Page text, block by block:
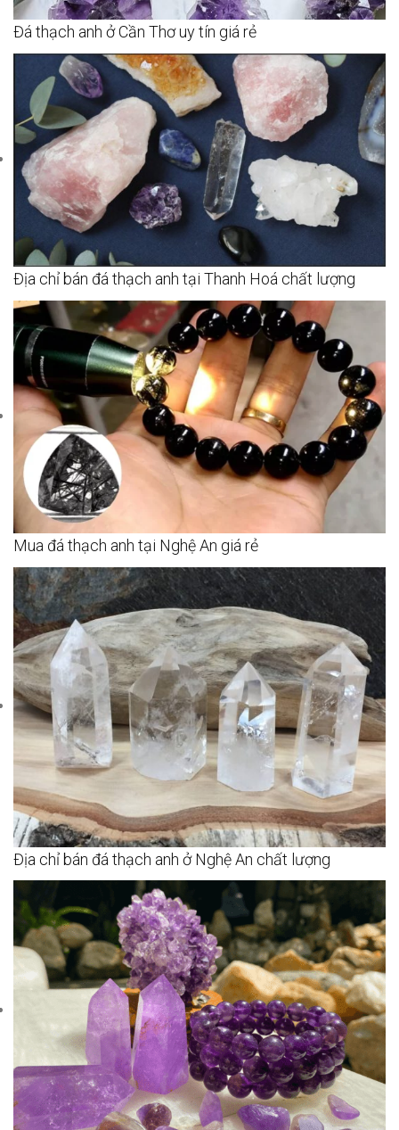
Đá thạch anh ở Cần Thơ uy tín giá rẻ
Địa chỉ bán đá thạch anh tại Thanh Hoá chất lượng
Mua đá thạch anh tại Nghệ An giá rẻ
Địa chỉ bán đá thạch anh ở Nghệ An chất lượng